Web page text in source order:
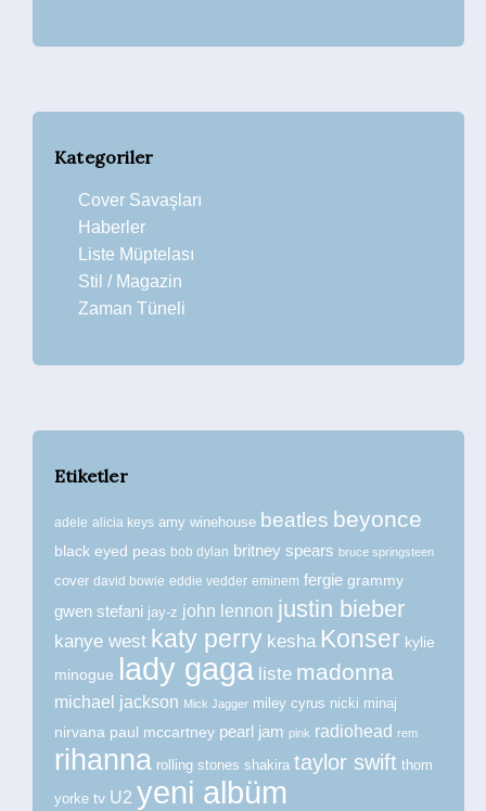
Kategoriler
Cover Savaşları
Haberler
Liste Müptelası
Stil / Magazin
Zaman Tüneli
Etiketler
adele alicia keys amy winehouse beatles beyonce
black eyed peas bob dylan britney spears bruce springsteen
cover david bowie eddie vedder eminem fergie grammy
gwen stefani jay-z john lennon justin bieber
kanye west katy perry kesha Konser kylie
minogue lady gaga liste madonna
michael jackson Mick Jagger miley cyrus nicki minaj
nirvana paul mccartney pearl jam pink radiohead rem
rihanna rolling stones shakira taylor swift thom
yorke tv U2 yeni albüm